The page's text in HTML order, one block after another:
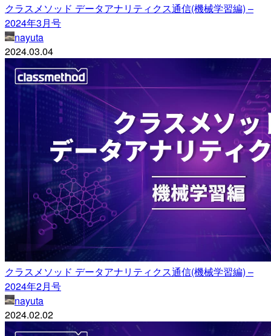
クラスメソッド データアナリティクス通信(機械学習編) –
2024年3月号
nayuta
2024.03.04
クラスメソッド データアナリティクス通信(機械学習編) –
2024年2月号
nayuta
2024.02.02